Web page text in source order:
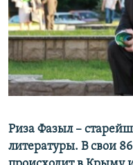
ПОБЕДИТЕЛЕЙ НЕ СУДЯТ?
КРЫМ.НЕПОКОРЕННЫЙ
ELIFBE
УКРАИНСКАЯ ПРОБЛЕМА
ПРИСОЕДИНЯЙТЕСЬ!
Риза Фазыл –
литературы. В свои